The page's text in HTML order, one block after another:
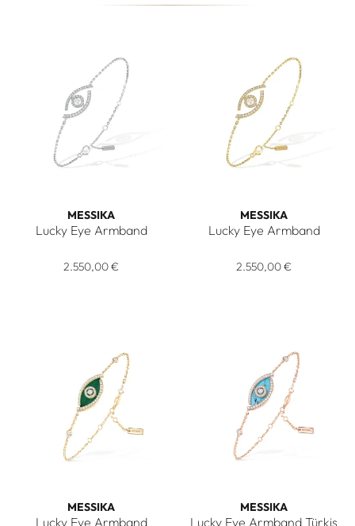
MESSIKA
Lucky Eye Armband
2.550,00 €
MESSIKA
Lucky Eye Armband
2.550,00 €
MESSIKA
Lucky Eye Armband
MESSIKA
Lucky Eye Armband Türkis